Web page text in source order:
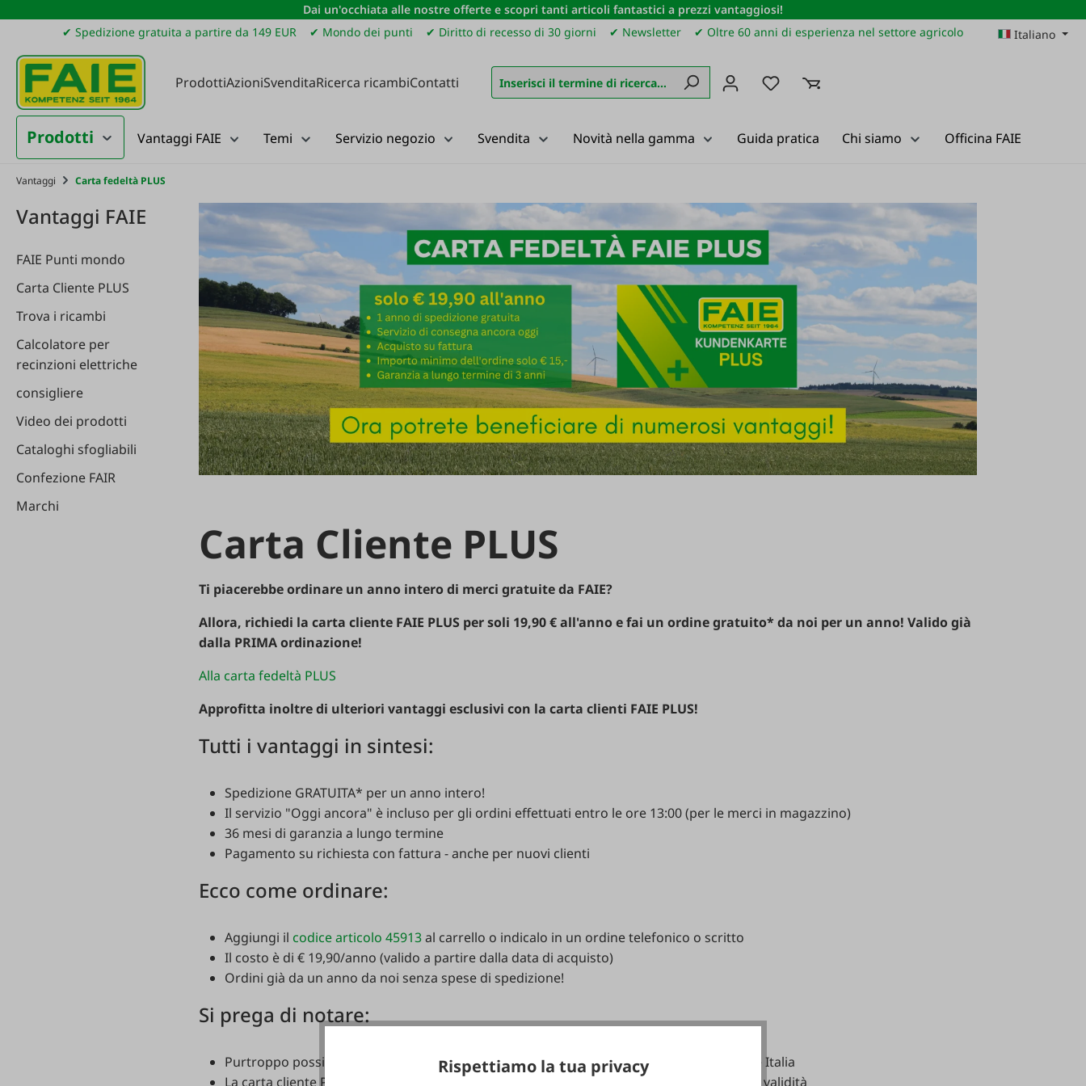
al contenuto principale
Salta alla ricerca
Passa alla navigazione principale
Dai un'occhiata alle nostre offerte e scopri tanti articoli fantastici a prezzi vantaggiosi!
✔ Spedizione gratuita a partire da 149 EUR
✔ Mondo dei punti ✔ Diritto di recesso di 30 giorni ✔ Newsletter ✔ Oltre 60 anni di esperienza nel settore agricolo Italiano
ProdottiAzioniSvenditaRicerca ricambiContatti Hai 0 articoli nella lista dei desideri
Prodotti Vantaggi FAIE Temi Servizio negozio Svendita Novità nella gamma Guida pratica Chi siamo Officina FAIE
Vantaggi Carta fedeltà PLUS
Vantaggi FAIE
FAIE Punti mondo
Carta Cliente PLUS
Trova i ricambi
Calcolatore per
recinzioni elettriche
consigliere
Video dei prodotti
Cataloghi sfogliabili
Confezione FAIR
Marchi
Carta Cliente PLUS
Ti piacerebbe ordinare un anno intero di merci gratuite da FAIE?
Allora, richiedi la carta cliente FAIE PLUS per soli 19,90 €all'anno e fai un ordine gratuito*da noi per un anno!Valido già
dalla PRIMA ordinazione!
Alla carta fedeltà PLUS
Approfitta inoltre di ulteriori vantaggi esclusivi con la carta clienti FAIE PLUS!
Tutti i vantaggi in sintesi:
Spedizione GRATUITA* per un anno intero!
Il servizio "Oggi ancora" è incluso per gli ordini effettuati entro le ore 13:00 (per le merci in magazzino)
36 mesi di garanzia a lungo termine
Pagamento su richiesta con fattura -anche per nuovi clienti
Ecco come ordinare:
Aggiungi il codice articolo 45913 al carrello o indicalo in un ordine telefonico o scritto
Il costo è di € 19,90/anno (valido a partire dalla data di acquisto)
Ordini già da un anno da noi senza spese di spedizione!
Si prega di notare:
Purtroppo possiamo questoserviziosoloperle spedizioni inAustria
Italia
La carta cliente PLUS automaticamente altro al
validità
Rispettiamo la tua privacy